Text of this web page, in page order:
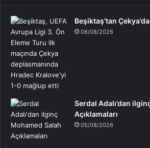
Beşiktaş’tan
06/08/2026
Serdal Adalı’dan
Açıklamaları
05/08/2026